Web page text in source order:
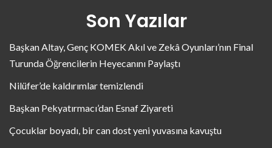
Son Yazılar
Başkan Altay, Genç KOMEK Akıl ve Zekâ Oyunları’nın Final
Turunda Öğrencilerin Heyecanını Paylaştı
Nilüfer’de kaldırımlar temizlendi
Başkan Pekyatırmacı’dan Esnaf Ziyareti
Çocuklar boyadı, bir can dost yeni yuvasına kavuştu